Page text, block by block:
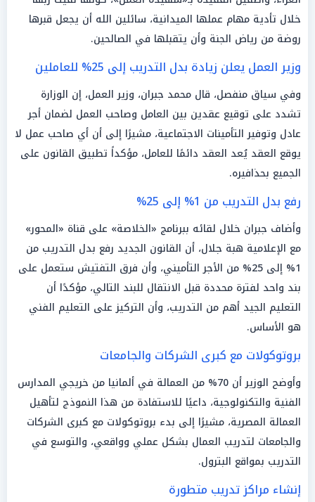
خلال تأدية مهام عملها الميدانية، سائلين الله أن يجعل قبرها
روضة من رياض الجنة وأن يتقبلها في الصالحين.
وزير العمل يعلن زيادة بدل التدريب إلى 25% للعاملين
وفي سياق منفصل، قال محمد جبران، وزير العمل، إن الوزارة
تشدد على توقيع عقدين بين العامل وصاحب العمل لضمان أجر
عادل وتوفير التأمينات الاجتماعية، مشيرًا إلى أن أي صاحب عمل لا
يوقع العقد يُعد العقد دائمًا للعامل، مؤكداً تطبيق القانون على
الجميع بحذافيره.
رفع بدل التدريب من 1% إلى 25%
وأضاف جبران خلال لقائه ببرنامج «الخلاصة» على قناة «المحور»
مع الإعلامية هبة جلال، أن القانون الجديد رفع بدل التدريب من
1% إلى 25% من الأجر التأميني، وأن فرق التفتيش ستعمل على
بند واحد لفترة محددة قبل الانتقال للبند التالي، مؤكدًا أن
التعليم الجيد أهم من التدريب، وأن التركيز على التعليم الفني
هو الأساس.
بروتوكولات مع كبرى الشركات والجامعات
وأوضح الوزير أن 70% من العمالة في ألمانيا من خريجي المدارس
الفنية والتكنولوجية، داعيًا للاستفادة من هذا النموذج لتأهيل
العمالة المصرية، مشيرًا إلى بدء بروتوكولات مع كبرى الشركات
والجامعات لتدريب العمال بشكل عملي وواقعي، والتوسع في
التدريب بمواقع البترول.
إنشاء مراكز تدريب متطورة